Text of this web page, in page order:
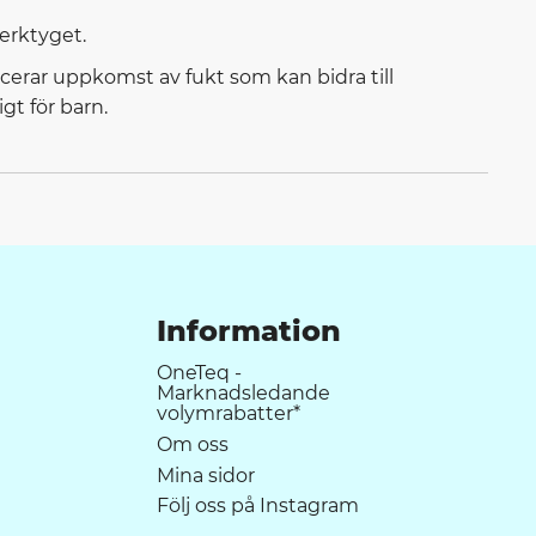
uppkomst av fukt som kan bidra till
för barn.
Information
OneTeq -
Marknadsledande
volymrabatter*
Om oss
Mina sidor
Följ oss på Instagram